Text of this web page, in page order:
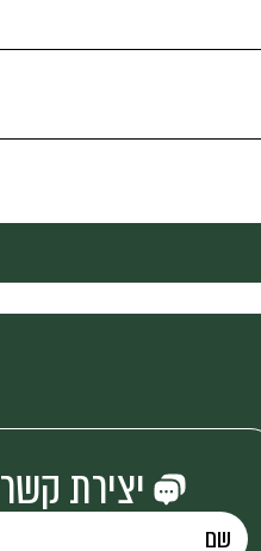
יצירת קשר